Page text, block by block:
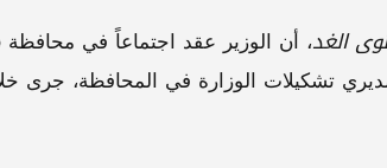
الغد، أن الوزير عقد اجتماعاً في محافظة
تشكيلات الوزارة في المحافظة، جرى